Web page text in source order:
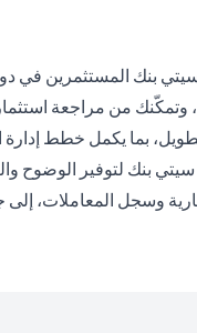
بنك المستثمرين في
وتمكّنك من مراجعة
بما يكمل خطط إدارة
بنك لتوفير الوضوح
وسجل المعاملات، إلى